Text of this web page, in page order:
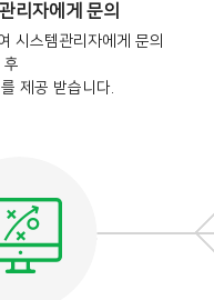
리자에게 문의
시스템관리자에게 문의
후
제공 받습니다.